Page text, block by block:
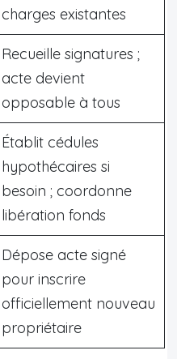
charges existantes
Recueille signatures ;
acte devient
opposable à tous
Établit cédules
hypothécaires si
besoin ; coordonne
libération fonds
Dépose acte signé
pour inscrire
officiellement nouveau
propriétaire